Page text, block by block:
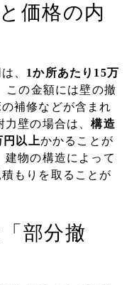
価格の内
、 1か所あたり15万
この金額には壁の撤
補修などが含まれ
力壁の場合は、構造
円以上かかることが
建物の構造によって
もりを取ることが
部分撤